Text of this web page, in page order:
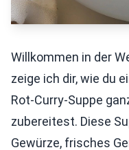
Willkommen in der
zeige ich dir, wie du
Rot-Curry-Suppe
zubereitest. Diese
Gewürze, frisches